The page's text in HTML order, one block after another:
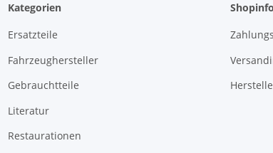
Kategorien
Ersatzteile
Fahrzeughersteller
Gebrauchtteile
Literatur
Restaurationen